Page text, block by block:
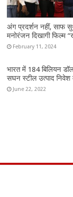
अंग प्रदर्शन नहीं, साफ
मनोरंजन दिखागी फिल्म
February 11, 2024
भारत में 184 बिलियन
सघन स्टील उत्पाद निवेश
June 22, 2022